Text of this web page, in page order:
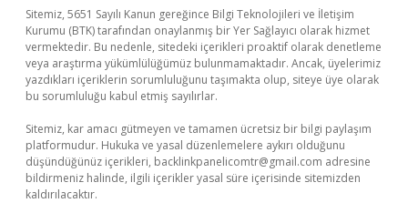
Sitemiz, 5651 Sayılı Kanun gereğince Bilgi Teknolojileri ve İletişim
Kurumu (BTK) tarafından onaylanmış bir Yer Sağlayıcı olarak hizmet
vermektedir. Bu nedenle, sitedeki içerikleri proaktif olarak denetleme
veya araştırma yükümlülüğümüz bulunmamaktadır. Ancak, üyelerimiz
yazdıkları içeriklerin sorumluluğunu taşımakta olup, siteye üye olarak
bu sorumluluğu kabul etmiş sayılırlar.
Sitemiz, kar amacı gütmeyen ve tamamen ücretsiz bir bilgi paylaşım
platformudur. Hukuka ve yasal düzenlemelere aykırı olduğunu
düşündüğünüz içerikleri, backlinkpanelicomtr@gmail.com adresine
bildirmeniz halinde, ilgili içerikler yasal süre içerisinde sitemizden
kaldırılacaktır.